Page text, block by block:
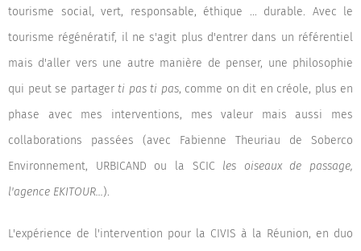
tourisme social, vert, responsable, éthique ... durable. Avec le
tourisme régénératif, il ne s'agit plus d'entrer dans un référentiel
mais d'aller vers une autre manière de penser, une philosophie
qui peut se partager ti pas ti pas, comme on dit en créole, plus en
phase avec mes interventions, mes valeur mais aussi mes
collaborations passées (avec Fabienne Theuriau de Soberco
Environnement, URBICAND ou la SCIC les oiseaux de passage,
l'agence EKITOUR...).
L'expérience de l'intervention pour la CIVIS à la Réunion, en duo